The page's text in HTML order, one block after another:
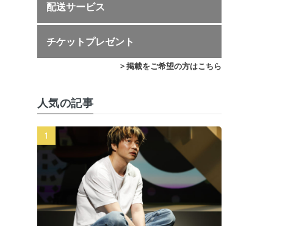
配送サービス
チケットプレゼント
> 掲載をご希望の方はこちら
人気の記事